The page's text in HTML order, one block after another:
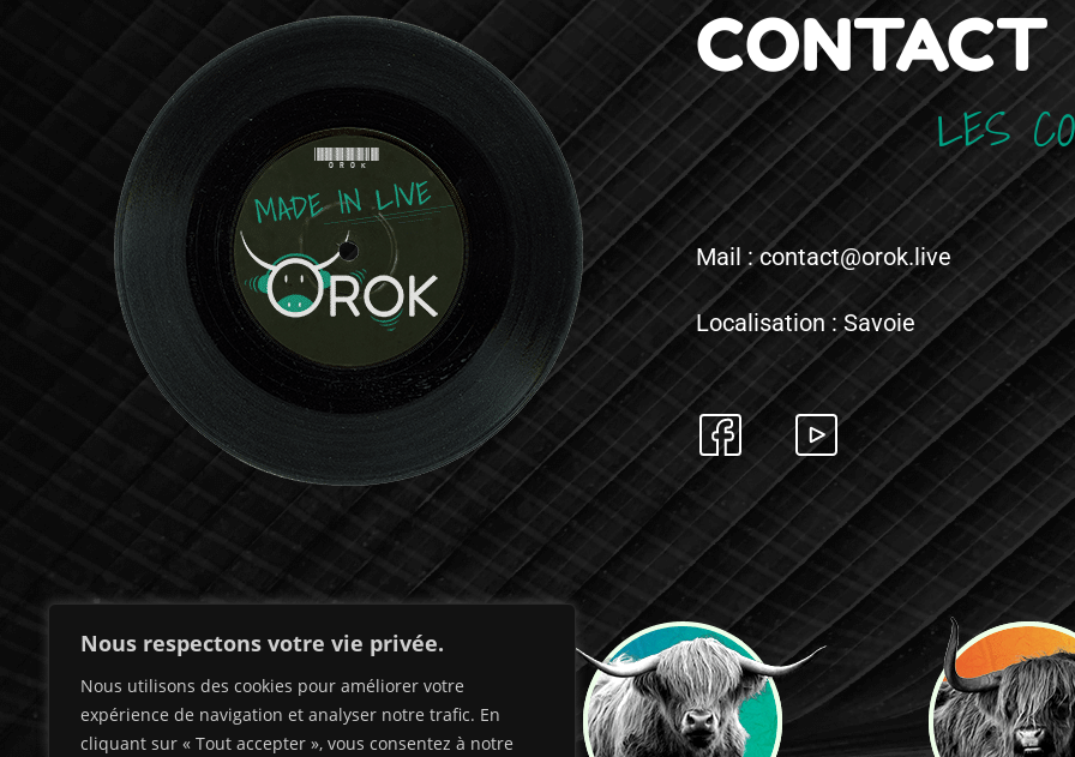
Nous respectons votre vie privée.
Nous utilisons des cookies pour améliorer votre
expérience de navigation et analyser notre trafic. En
cliquant sur « Tout accepter », vous consentez à notre
CONTACT
LES
Mail : contact@orok.live
Localisation : Savoie